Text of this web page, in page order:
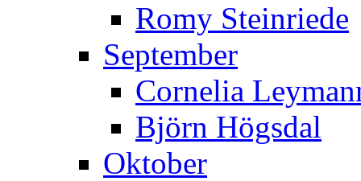
Romy Steinriede
September
Cornelia
Björn Högsdal
Oktober